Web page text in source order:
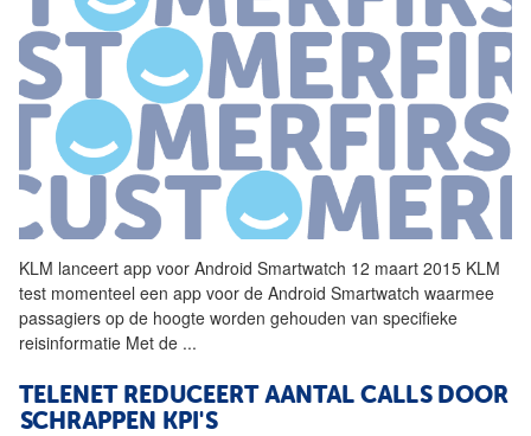
KLM lanceert app voor Android Smartwatch 12 maart 2015 KLM
test momenteel een app voor de Android Smartwatch waarmee
passagiers op de hoogte worden gehouden van specifieke
reisinformatie Met de ...
TELENET REDUCEERT AANTAL CALLS DOOR
SCHRAPPEN KPI'S